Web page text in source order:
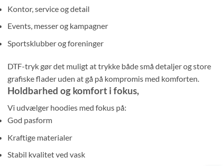
Kontor, service og detail
Events, messer og kampagner
Sportsklubber og foreninger
DTF-tryk gør det muligt at trykke både små detaljer og store
grafiske flader uden at gå på kompromis med komforten.
Holdbarhed og komfort i fokus,
Vi udvælger hoodies med fokus på:
God pasform
Kraftige materialer
Stabil kvalitet ved vask